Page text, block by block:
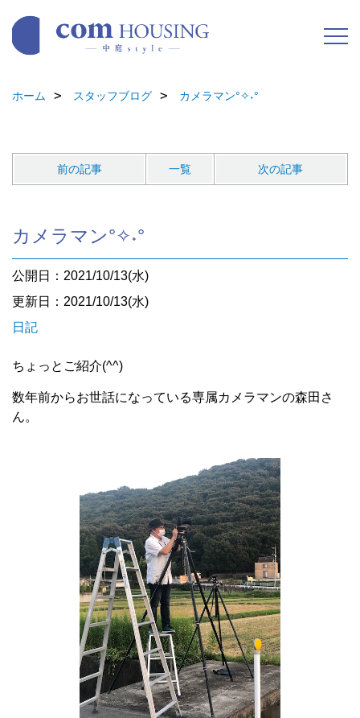
ホーム スタッフブログ カメラマン°✧˖°
前の記事 一覧 次の記事
カメラマン°✧˖°
公開日：2021/10/13(水)
更新日：2021/10/13(水)
日記
ちょっとご紹介(^^)
数年前からお世話になっている専属カメラマンの森田さ
ん。